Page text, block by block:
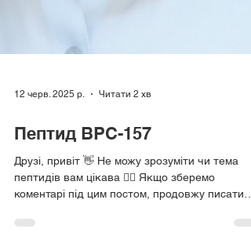
12 черв. 2025 р. Читати 2 хв
Пептид ВРС-157
Друзі, привіт 👋 Не можу зрозуміти чи тема
коментарі під цим постом, продовжу писати